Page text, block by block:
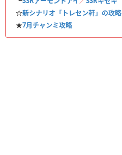
☆新シナリオ「トレセン軒」の攻略
★7月チャンミ攻略